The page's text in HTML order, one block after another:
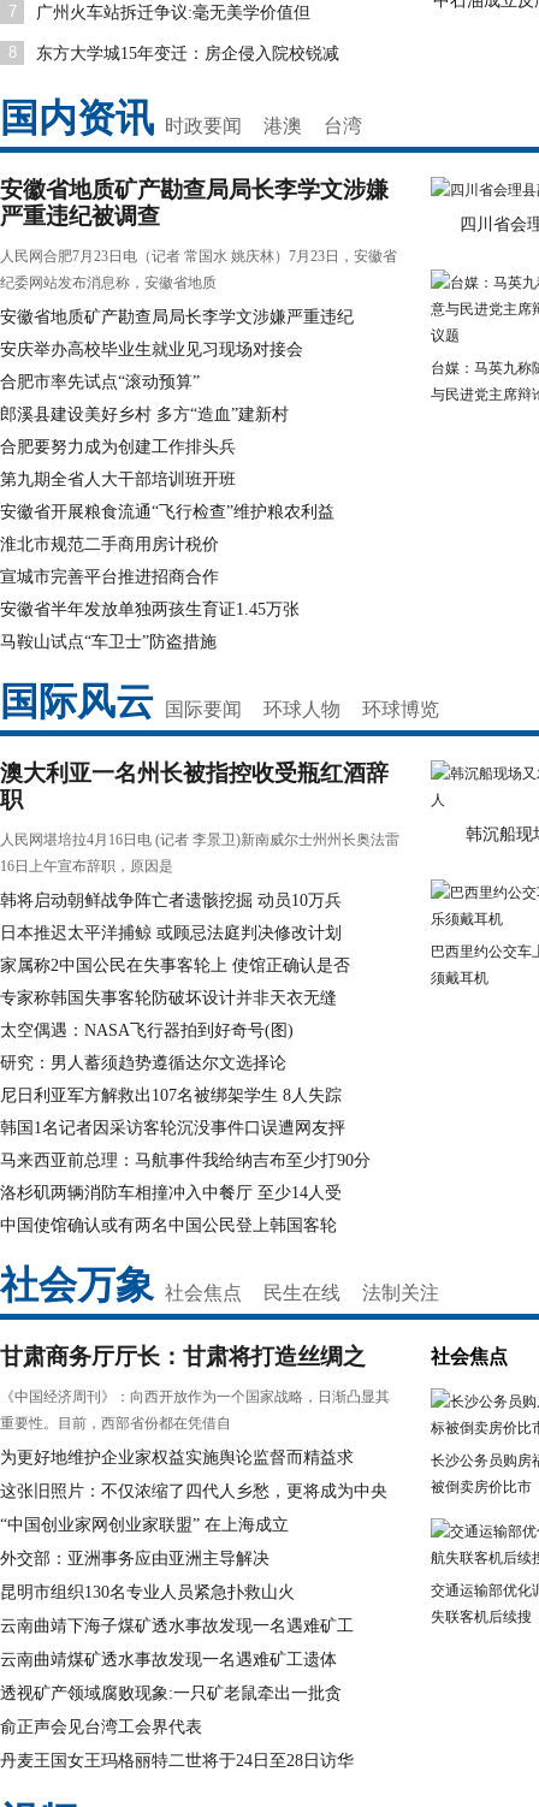
7 广州火车站拆迁争议:毫无美学价值但
8 东方大学城15年变迁：房企侵入院校锐减
国内资讯 时政要闻 港澳 台湾
安徽省地质矿产勘查局局长李学文涉嫌
严重违纪被调查
人民网合肥7月23日电（记者 常国水 姚庆林）7月23日，安徽省
纪委网站发布消息称，安徽省地质
安徽省地质矿产勘查局局长李学文涉嫌严重违纪
安庆举办高校毕业生就业见习现场对接会
合肥市率先试点“滚动预算”
郎溪县建设美好乡村 多方“造血”建新村
合肥要努力成为创建工作排头兵
第九期全省人大干部培训班开班
安徽省开展粮食流通“飞行检查”维护粮农利益
淮北市规范二手商用房计税价
宣城市完善平台推进招商合作
安徽省半年发放单独两孩生育证1.45万张
马鞍山试点“车卫士”防盗措施
四川省会
台媒：马英九称
与民进党主席辩
国际风云 国际要闻 环球人物 环球博览
澳大利亚一名州长被指控收受瓶红酒辞
职
人民网堪培拉4月16日电 (记者 李景卫)新南威尔士州州长奥法雷
16日上午宣布辞职，原因是
韩将启动朝鲜战争阵亡者遗骸挖掘 动员10万兵
日本推迟太平洋捕鲸 或顾忌法庭判决修改计划
家属称2中国公民在失事客轮上 使馆正确认是否
专家称韩国失事客轮防破坏设计并非天衣无缝
太空偶遇：NASA飞行器拍到好奇号(图)
研究：男人蓄须趋势遵循达尔文选择论
尼日利亚军方解救出107名被绑架学生 8人失踪
韩国1名记者因采访客轮沉没事件口误遭网友抨
马来西亚前总理：马航事件我给纳吉布至少打90分
洛杉矶两辆消防车相撞冲入中餐厅 至少14人受
中国使馆确认或有两名中国公民登上韩国客轮
韩沉船现
巴西里约公交车
须戴耳机
社会万象 社会焦点 民生在线 法制关注
甘肃商务厅厅长：甘肃将打造丝绸之
《中国经济周刊》：向西开放作为一个国家战略，日渐凸显其
重要性。目前，西部省份都在凭借自
为更好地维护企业家权益实施舆论监督而精益求
这张旧照片：不仅浓缩了四代人乡愁，更将成为中央
“中国创业家网创业家联盟” 在上海成立
外交部：亚洲事务应由亚洲主导解决
昆明市组织130名专业人员紧急扑救山火
云南曲靖下海子煤矿透水事故发现一名遇难矿工
云南曲靖煤矿透水事故发现一名遇难矿工遗体
透视矿产领域腐败现象:一只矿老鼠牵出一批贪
俞正声会见台湾工会界代表
丹麦王国女王玛格丽特二世将于24日至28日访华
社会焦点
长沙公务员购房
被倒卖房价比市
交通运输部优化
失联客机后续搜